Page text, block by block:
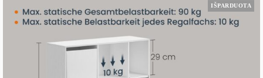
IŠPARDUOTA